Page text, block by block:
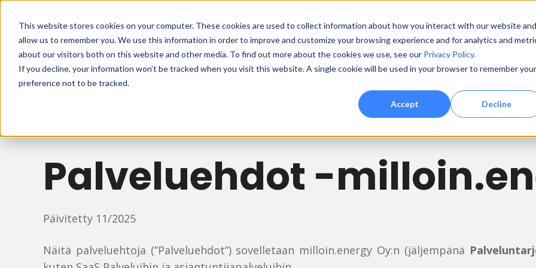
This website stores cookies on your computer. These cookies are used to collect information about how you interact with our website and
allow us to remember you. We use this information in order to improve and customize your browsing experience and for analytics and
about our visitors both on this website and other media. To find out more about the cookies we use, see our Privacy Policy.
If you decline, your information won’t be tracked when you visit this website. A single cookie will be used in your browser to remember your
preference not to be tracked.
Accept Decline
Tuotteet
Palveluehdot -
Päivitetty 11/2025
Näitä palveluehtoja (”Palveluehdot”) sovelletaan milloin.energy Oy:n (jäljempänä